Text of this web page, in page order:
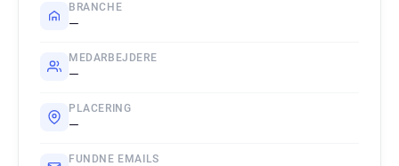
BRANCHE
—
MEDARBEJDERE
—
PLACERING
—
FUNDNE EMAILS